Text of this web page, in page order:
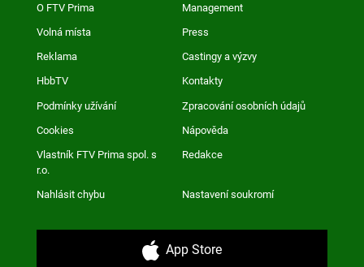
O FTV Prima Management
Volná místa Press
Reklama Castingy a výzvy
HbbTV Kontakty
Podmínky užívání Zpracování osobních údajů
Cookies Nápověda
Vlastník FTV Prima spol. s
r.o.
Redakce
Nahlásit chybu Nastavení soukromí
App Store